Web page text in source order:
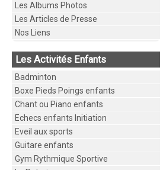
Les Albums Photos
Les Articles de Presse
Nos Liens
Les Activités Enfants
Badminton
Boxe Pieds Poings enfants
Chant ou Piano enfants
Echecs enfants Initiation
Eveil aux sports
Guitare enfants
Gym Rythmique Sportive